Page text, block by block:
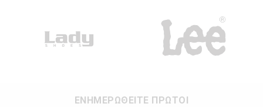
ΕΝΗΜΕΡΩΘΕΙΤΕ ΠΡΩΤΟΙ